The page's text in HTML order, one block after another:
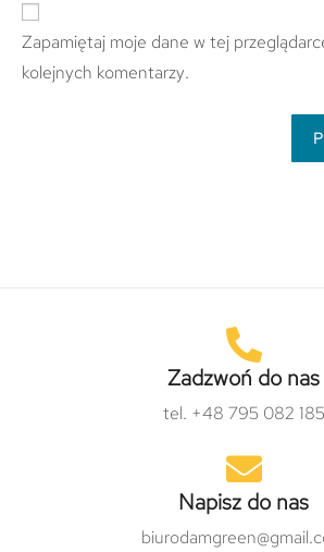
Zapamiętaj moje dane w tej
kolejnych komentarzy.
Zadzwoń do nas
tel. +48 795 082 185
Napisz do nas